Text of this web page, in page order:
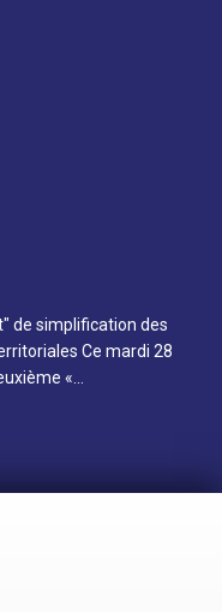
de simplification des
Ce mardi 28
«…